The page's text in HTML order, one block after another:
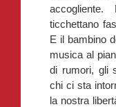
ticchettano
E il bambino
musica al
di rumori, gli
chi ci sta
la nostra